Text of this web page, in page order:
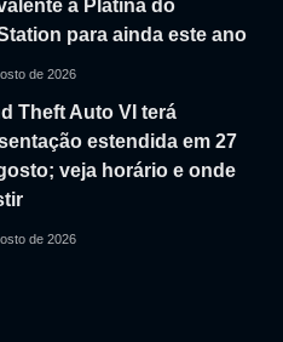
à Platina do
para ainda este ano
de 2026
Theft Auto VI terá
estendida em 27
veja horário e onde
de 2026